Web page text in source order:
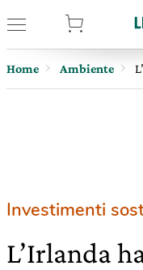
Home Ambiente
Investimenti
L’Irlanda